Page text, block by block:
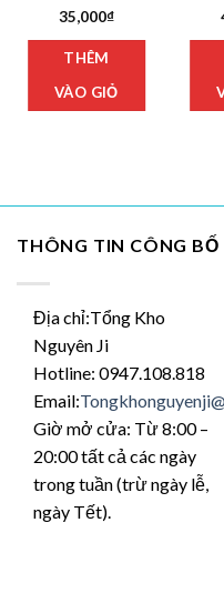
35,000₫
THÊM
VÀO GIỎ
THÔNG TIN CÔNG BỐ
Địa chỉ:Tổng Kho
Nguyên Ji
Hotline: 0947.108.818
Email:
Giờ mở cửa: Từ 8:00 –
20:00 tất cả các ngày
trong tuần (trừ ngày lễ,
ngày Tết).